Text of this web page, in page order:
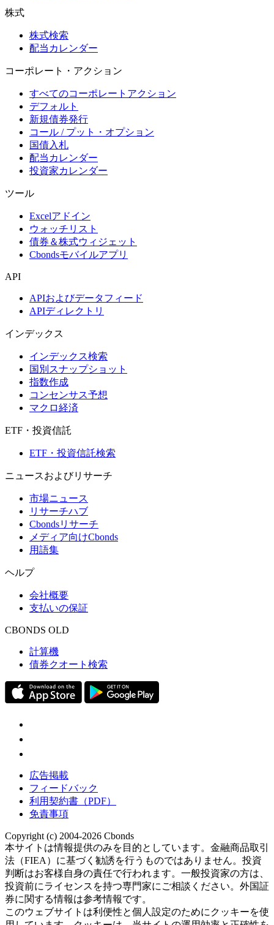
株式
株式検索
配当カレンダー
コーポレート・アクション
すべてのコーポレートアクション
デフォルト
新規債券発行
コール / プット・オプション
国債入札
配当カレンダー
投資家カレンダー
ツール
Excelアドイン
ウォッチリスト
債券＆株式ウィジェット
Cbondsモバイルアプリ
API
APIおよびデータフィード
APIディレクトリ
インデックス
インデックス検索
国別スナップショット
指数作成
コンセンサス予想
マクロ経済
ETF・投資信託
ETF・投資信託検索
ニュースおよびリサーチ
市場ニュース
リサーチハブ
Cbondsリサーチ
メディア向けCbonds
用語集
ヘルプ
会社概要
支払いの保証
CBONDS OLD
計算機
債券クオート検索
広告掲載
フィードバック
利用契約書（PDF）
免責事項
Copyright (c) 2004-2026 Cbonds
本サイトは情報提供のみを目的としています。金融商品取引
法（FIEA）に基づく勧誘を行うものではありません。投資
判断はお客様自身の責任で行われます。一般投資家の方は、
投資前にライセンスを持つ専門家にご相談ください。外国証
券に関する情報は参考情報です。
このウェブサイトは利便性と個人設定のためにクッキーを使